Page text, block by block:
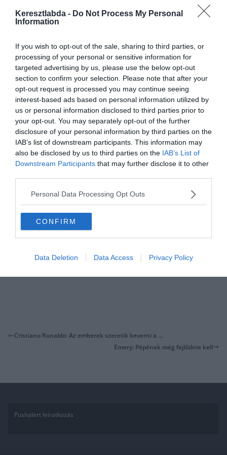
Keresztlabda - Do Not Process My Personal
Information
If you wish to opt-out of the sale, sharing to third parties, or
processing of your personal or sensitive information for
targeted advertising by us, please use the below opt-out
section to confirm your selection. Please note that after your
opt-out request is processed you may continue seeing
interest-based ads based on personal information utilized by
us or personal information disclosed to third parties prior to
your opt-out. You may separately opt-out of the further
disclosure of your personal information by third parties on the
IAB’s list of downstream participants. This information may
also be disclosed by us to third parties on the IAB’s List of
Downstream Participants that may further disclose it to other
Personal Data Processing Opt Outs
CONFIRM
Data Deletion Data Access Privacy Policy
“Természetesen még nem vagyok a legjobb formámban, hiszen
magam.” – mondta a DAZN-nak adott interjújában.
Balotelli több mint valószínű, hogy pályára lép a Cristiano Ronaldo-
val felálló Juventus ellen.
“Ronaldo a világ egyik legjobb játékosa nagyon jó a legjobb
játékosok ellen játszani, de mindent megfogok tenni azért, hogy
gólt szerezzek, és Ronaldo jelenléte egyáltalán nem érdekel.”
Forrás:football-italia.net
Cristiano Ronaldo: Az emberek szeretik keverni a …
Emery: Pépének még fejlődnie kell
Pushalert leíratkozás